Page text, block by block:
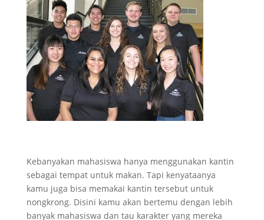
Kebanyakan mahasiswa hanya menggunakan kantin
sebagai tempat untuk makan. Tapi kenyataanya
kamu juga bisa memakai kantin tersebut untuk
nongkrong. Disini kamu akan bertemu dengan lebih
banyak mahasiswa dan tau karakter yang mereka